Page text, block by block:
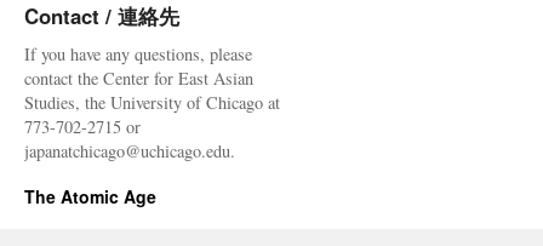
Contact / 連絡先
If you have any questions, please
contact the Center for East Asian
Studies, the University of Chicago at
773-702-2715 or
japanatchicago@uchicago.edu.
The Atomic Age